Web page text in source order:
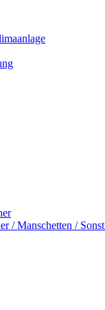
/ Manschetten /